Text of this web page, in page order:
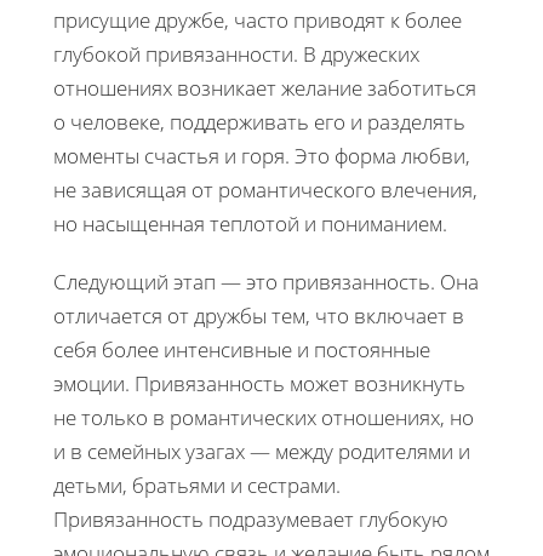
присущие дружбе, часто приводят к более
глубокой привязанности. В дружеских
отношениях возникает желание заботиться
о человеке, поддерживать его и разделять
моменты счастья и горя. Это форма любви,
не зависящая от романтического влечения,
но насыщенная теплотой и пониманием.
Следующий этап — это привязанность. Она
отличается от дружбы тем, что включает в
себя более интенсивные и постоянные
эмоции. Привязанность может возникнуть
не только в романтических отношениях, но
и в семейных узагах — между родителями и
детьми, братьями и сестрами.
Привязанность подразумевает глубокую